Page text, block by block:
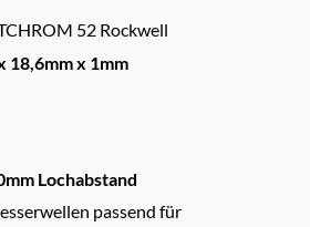
52 Rockwell
18,6mm x 1mm
Lochabstand
passend für